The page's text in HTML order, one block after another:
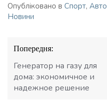
Опубліковано в Спорт, Авто
Новини
Навігація
записів
Попередня:
Генератор на газу для
дома: экономичное и
надежное решение